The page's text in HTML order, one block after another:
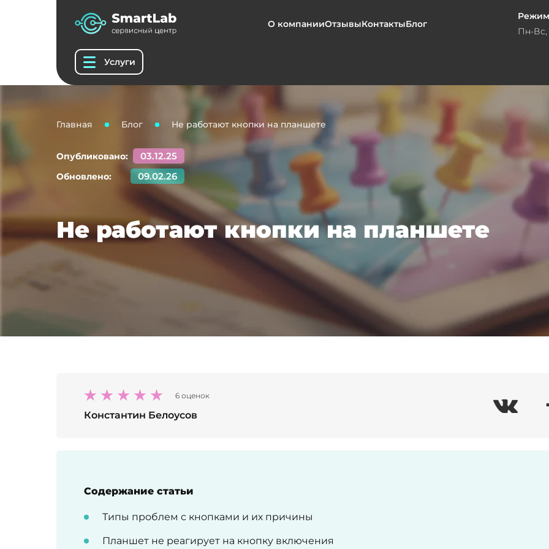
Услуги
О компанииОтзывыКонтактыБлог
Пн-Вс,
Главная Блог Не работают кнопки на планшете
Опубликовано: 03.12.25
Обновлено: 09.02.26
Не работают кнопки на планшете
6 оценок
Константин Белоусов
Содержание статьи
Типы проблем с кнопками и их причины
Планшет не реагирует на кнопку включения